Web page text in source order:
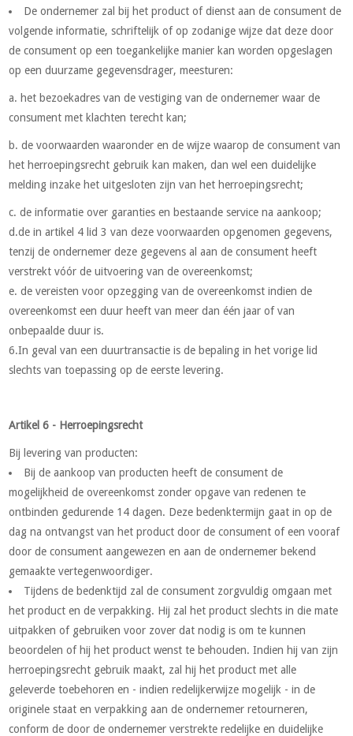
De ondernemer zal bij het product of dienst aan de consument de
volgende informatie, schriftelijk of op zodanige wijze dat deze door
de consument op een toegankelijke manier kan worden opgeslagen
op een duurzame gegevensdrager, meesturen:
a. het bezoekadres van de vestiging van de ondernemer waar de
consument met klachten terecht kan;
b. de voorwaarden waaronder en de wijze waarop de consument van
het herroepingsrecht gebruik kan maken, dan wel een duidelijke
melding inzake het uitgesloten zijn van het herroepingsrecht;
c. de informatie over garanties en bestaande service na aankoop;
d.de in artikel 4 lid 3 van deze voorwaarden opgenomen gegevens,
tenzij de ondernemer deze gegevens al aan de consument heeft
verstrekt vóór de uitvoering van de overeenkomst;
e. de vereisten voor opzegging van de overeenkomst indien de
overeenkomst een duur heeft van meer dan één jaar of van
onbepaalde duur is.
6.In geval van een duurtransactie is de bepaling in het vorige lid
slechts van toepassing op de eerste levering.
Artikel 6 - Herroepingsrecht
Bij levering van producten:
Bij de aankoop van producten heeft de consument de
mogelijkheid de overeenkomst zonder opgave van redenen te
ontbinden gedurende 14 dagen. Deze bedenktermijn gaat in op de
dag na ontvangst van het product door de consument of een vooraf
door de consument aangewezen en aan de ondernemer bekend
gemaakte vertegenwoordiger.
Tijdens de bedenktijd zal de consument zorgvuldig omgaan met
het product en de verpakking. Hij zal het product slechts in die mate
uitpakken of gebruiken voor zover dat nodig is om te kunnen
beoordelen of hij het product wenst te behouden. Indien hij van zijn
herroepingsrecht gebruik maakt, zal hij het product met alle
geleverde toebehoren en - indien redelijkerwijze mogelijk - in de
originele staat en verpakking aan de ondernemer retourneren,
conform de door de ondernemer verstrekte redelijke en duidelijke